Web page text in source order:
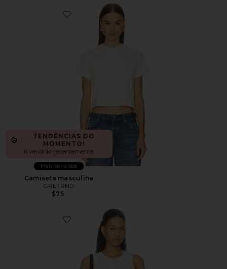
Favorite Camiseta masculina
TENDÊNCIAS DO
MOMENTO!
6 vendido recentemente
Mais Vendidos
Camiseta masculina
GRLFRND
$75
Favorite Knicks Contouring Bodysuit